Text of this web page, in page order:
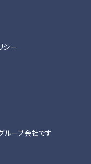
シー
ループ会社です